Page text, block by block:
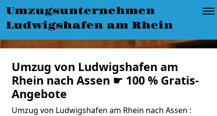
Umzugsunternehmen
Ludwigshafen am Rhein
Umzug von Ludwigshafen am
Rhein nach Assen ☛ 100 % Gratis-
Angebote
Umzug von Ludwigshafen am Rhein nach Assen :